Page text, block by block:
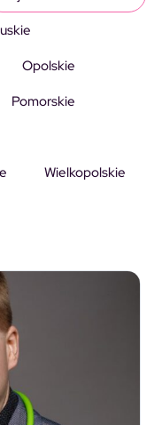
Opolskie
Pomorskie
Wielkopolskie